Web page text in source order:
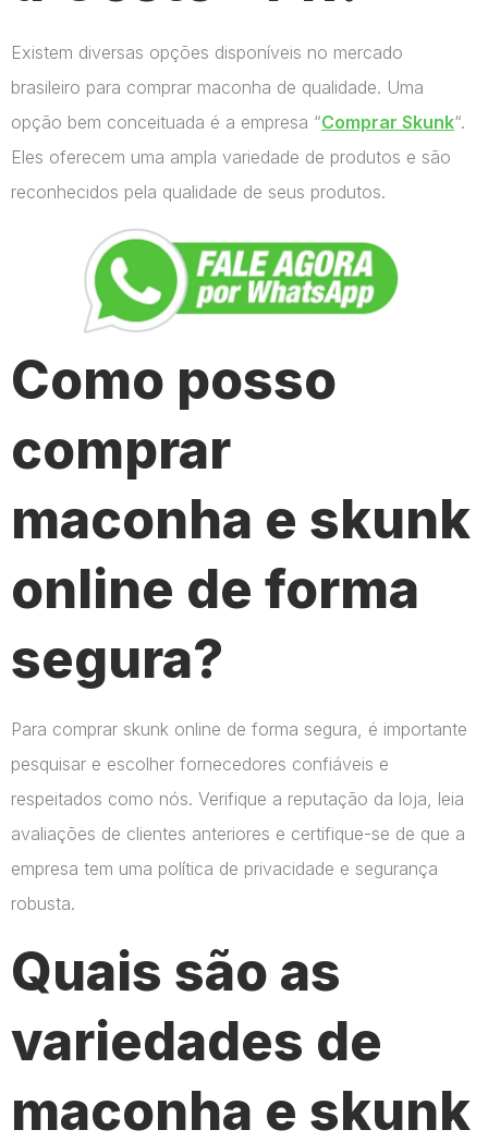
Existem diversas opções disponíveis no mercado
brasileiro para comprar maconha de qualidade. Uma
opção bem conceituada é a empresa “Comprar Skunk“.
Eles oferecem uma ampla variedade de produtos e são
reconhecidos pela qualidade de seus produtos.
Como posso
comprar
maconha e skunk
online de forma
segura?
Para comprar skunk online de forma segura, é importante
pesquisar e escolher fornecedores confiáveis e
respeitados como nós. Verifique a reputação da loja, leia
avaliações de clientes anteriores e certifique-se de que a
empresa tem uma política de privacidade e segurança
robusta.
Quais são as
variedades de
maconha e skunk